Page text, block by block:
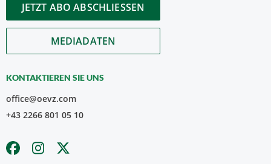
JETZT ABO ABSCHLIESSEN
MEDIADATEN
KONTAKTIEREN SIE UNS
office@oevz.com
+43 2266 801 05 10